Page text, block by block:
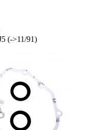
(->11/91)